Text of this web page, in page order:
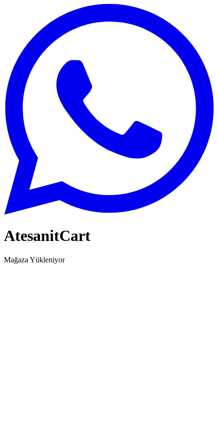
AtesanitCart
Mağaza Yükleniyor